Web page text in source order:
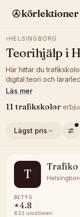
körlektioner
‹ HELSINGBORG
Teorihjälp i
Här hittar du
digital teori och
Jämför pris och betyg
Läs mer
11 trafikskolor
Lägst pris
T
Trafiko
BETYG
★4.8
833 omdömen